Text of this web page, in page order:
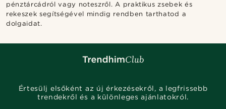
pénztárcádról vagy noteszről. A praktikus zsebek és
rekeszek segítségével mindig rendben tarthatod a
dolgaidat.
Értesülj elsőként az új érkezésekről, a legfrissebb
trendekről és a különleges ajánlatokról.